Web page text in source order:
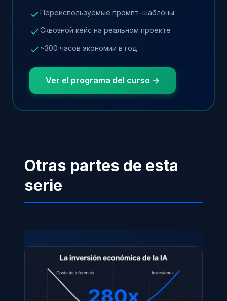
Переиспользуемые промпт-шаблоны
Сквозной кейс на реальном проекте
~300 часов экономии в год
Ver el programa del curso ->
Otras partes de esta
serie